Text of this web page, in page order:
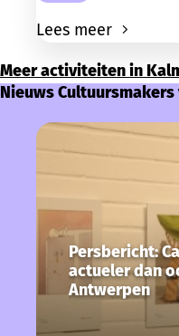
Lees meer
Meer activiteiten in
Nieuws Cultuursmakers
Persbericht:
actueler dan
Antwerpen